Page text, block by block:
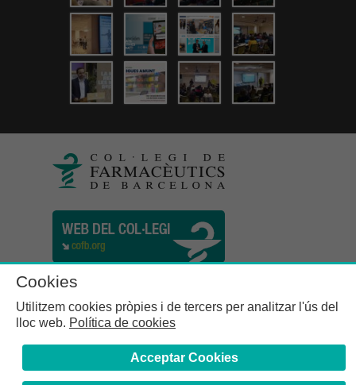
Cookies
Utilitzem cookies pròpies i de tercers per analitzar l'ús del
lloc web. Política de cookies
Acceptar Cookies